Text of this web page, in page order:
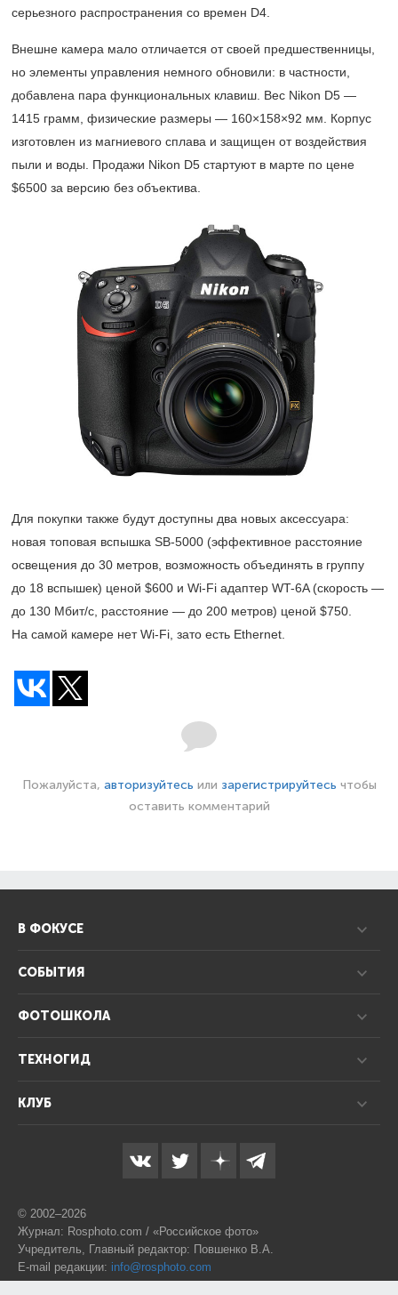
серьезного распространения со времен D4.
Внешне камера мало отличается от своей предшественницы,
но элементы управления немного обновили: в частности,
добавлена пара функциональных клавиш. Вес Nikon D5 —
1415 грамм, физические размеры — 160×158×92 мм. Корпус
изготовлен из магниевого сплава и защищен от воздействия
пыли и воды. Продажи Nikon D5 стартуют в марте по цене
$6500 за версию без объектива.
Для покупки также будут доступны два новых аксессуара:
новая топовая вспышка SB-5000 (эффективное расстояние
освещения до 30 метров, возможность объединять в группу
до 18 вспышек) ценой $600 и Wi-Fi адаптер WT-6A (скорость —
до 130 Мбит/с, расстояние — до 200 метров) ценой $750.
На самой камере нет Wi-Fi, зато есть Ethernet.
Пожалуйста, авторизуйтесь или зарегистрируйтесь чтобы
оставить комментарий
В ФОКУСЕ
СОБЫТИЯ
ФОТОШКОЛА
ТЕХНОГИД
КЛУБ
© 2002–2026
Журнал: Rosphoto.com / «Российское фото»
Учредитель, Главный редактор: Повшенко В.А.
E-mail редакции: info@rosphoto.com